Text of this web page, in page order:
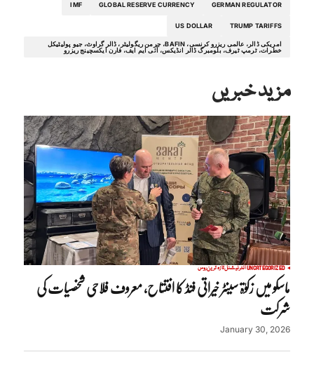
GERMAN REGULATOR
GLOBAL RESERVE CURRENCY
IMF
TRUMP TARIFFS
US DOLLAR
امریکی ڈالر، عالمی ریزرو کرنسی، BAFIN، جرمن ریگولیٹر، ڈالر گراوٹ، جیو پولیٹیکل
خطرات، ٹرمپ ٹیرف، بلومبرگ ڈالر انڈیکس، آئی ایم ایف، فارن ایکسچینج ریزرو
مزید خبریں
UNCATEGORIZEDانٹرنیشنلتازہ ترینروس
ماسکو میں زکوٰۃ سینٹر خیراتی فنڈ کا افتتاح، معروف فلاحی شخصیات کی
شرکت
January 30, 2026